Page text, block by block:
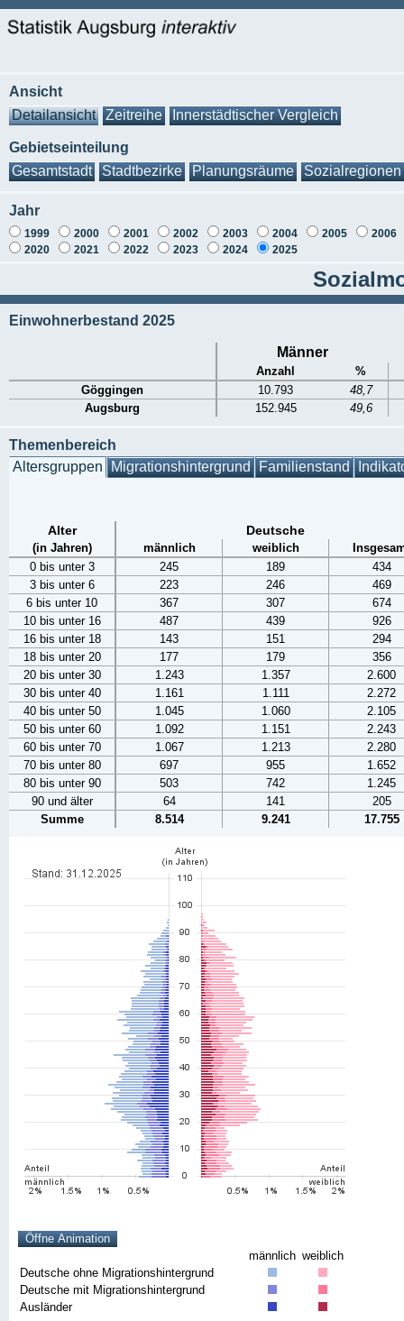
Ansicht
Detailansicht
Zeitreihe Innerstädtischer Vergleich
Gebietseinteilung
Gesamtstadt
Stadtbezirke Planungsräume Sozialregionen
Jahr
1999 2000 2001 2002 2003 2004 2005
2006
2020
2021 2022 2023 2024 2025
Einwohnerbestand 2025
Männer
Anzahl
%
Göggingen
10.793
48,7
Augsburg
152.945 49,6
Themenbereich
Altersgruppen Migrationshintergrund Familienstand
Alter Deutsche
(in Jahren) männlich weiblich
0 bis unter 3
245 189
434
3 bis unter 6
223 246
469
6 bis unter 10
367 307
674
10 bis unter 16
487 439
926
16 bis unter 18
143 151
294
18 bis unter 20
177 179
356
20 bis unter 30
1.243 1.357
2.600
30 bis unter 40
1.161 1.111
2.272
40 bis unter 50
1.045 1.060
2.105
50 bis unter 60
1.092 1.151
2.243
60 bis unter 70
1.067 1.213
2.280
70 bis unter 80
697 955
1.652
80 bis unter 90
503 742
1.245
90 und älter
64 141
205
Summe
8.514 9.241 17.755
männlich weiblich
Deutsche ohne Migrationshintergrund
Deutsche mit Migrationshintergrund
Ausländer